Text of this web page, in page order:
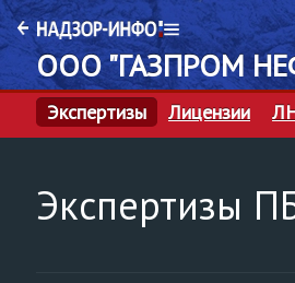
ООО "ГАЗПРОМ
Экспертизы Лицензии
Экспертизы